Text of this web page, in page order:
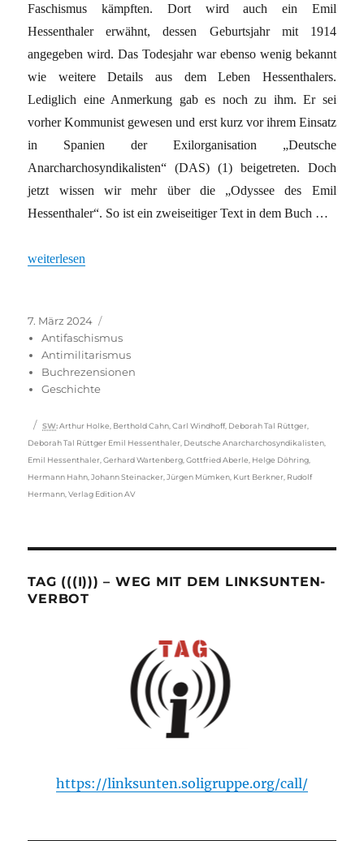
Faschismus kämpften. Dort wird auch ein Emil
Hessenthaler erwähnt, dessen Geburtsjahr mit 1914
angegeben wird. Das Todesjahr war ebenso wenig bekannt
wie weitere Details aus dem Leben Hessenthalers.
Lediglich eine Anmerkung gab es noch zu ihm. Er sei
vorher Kommunist gewesen und erst kurz vor ihrem Einsatz
in Spanien der Exilorganisation „Deutsche
Anarcharchosyndikalisten“ (DAS) (1) beigetreten. Doch
jetzt wissen wir mehr über die „Odyssee des Emil
Hessenthaler“. So ist ein zweiseitiger Text in dem Buch …
„Anarcho-Syndikalismus in Deutschland 1933 – 1945“
weiterlesen
Veröffentlicht
am
7. März 2024
Antifaschismus
Antimilitarismus
Buchrezensionen
Geschichte
Schlagwörter
SW: Arthur Holke Berthold Cahn ,Carl Windhoff, Deborah Tal Rüttger
Deborah Tal Rüttger Emil Hessenthaler Deutsche Anarcharchosyndikalisten
Emil Hessenthaler ,Gerhard Wartenberg ,Gottfried Aberle Helge Döhring
Hermann Hahn ,Johann Steinacker ,Jürgen Mümken Kurt Berkner Rudolf
Hermann ,Verlag Edition AV
TAG (((I))) – WEG MIT DEM LINKSUNTEN-
VERBOT
https://linksunten.soligruppe.org/call/